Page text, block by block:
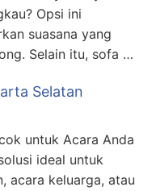
Opsi ini
suasana yang
Selain itu, sofa …
Selatan
untuk Acara Anda
ideal untuk
acara keluarga, atau